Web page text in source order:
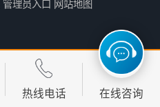
太原船用臂厂家
管理员入口 网站地图
热线电话 在线咨询